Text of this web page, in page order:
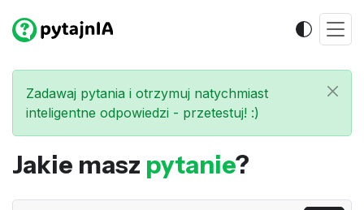
Zadawaj pytania i otrzymuj natychmiast
inteligentne odpowiedzi - przetestuj! :)
Jakie masz pytanie?